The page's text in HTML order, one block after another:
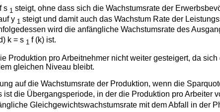
s 1 steigt, ohne dass sich die Wachstumsrate der
y 1 steigt und damit auch das Wachstum Rate der
wird die anfängliche Wachstumsrate des
k = s 1 f (k) ist.
Produktion pro Arbeitnehmer nicht weiter gesteigert, da
gleichen Niveau bleibt.
auf die Wachstumsrate der Produktion, wenn die
ist die Übergangsperiode, in der die Produktion pro Arbeiter
Gleichgewichtswachstumsrate mit dem Abfall in der